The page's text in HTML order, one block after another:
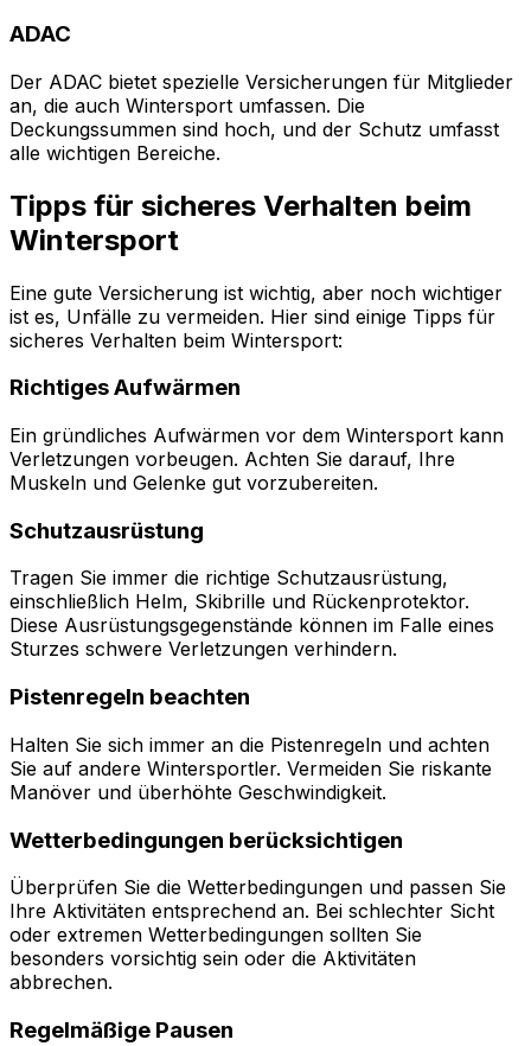
ADAC
Der ADAC bietet spezielle Versicherungen für Mitglieder
an, die auch Wintersport umfassen. Die
Deckungssummen sind hoch, und der Schutz umfasst
alle wichtigen Bereiche.
Tipps für sicheres Verhalten beim
Wintersport
Eine gute Versicherung ist wichtig, aber noch wichtiger
ist es, Unfälle zu vermeiden. Hier sind einige Tipps für
sicheres Verhalten beim Wintersport:
Richtiges Aufwärmen
Ein gründliches Aufwärmen vor dem Wintersport kann
Verletzungen vorbeugen. Achten Sie darauf, Ihre
Muskeln und Gelenke gut vorzubereiten.
Schutzausrüstung
Tragen Sie immer die richtige Schutzausrüstung,
einschließlich Helm, Skibrille und Rückenprotektor.
Diese Ausrüstungsgegenstände können im Falle eines
Sturzes schwere Verletzungen verhindern.
Pistenregeln beachten
Halten Sie sich immer an die Pistenregeln und achten
Sie auf andere Wintersportler. Vermeiden Sie riskante
Manöver und überhöhte Geschwindigkeit.
Wetterbedingungen berücksichtigen
Überprüfen Sie die Wetterbedingungen und passen Sie
Ihre Aktivitäten entsprechend an. Bei schlechter Sicht
oder extremen Wetterbedingungen sollten Sie
besonders vorsichtig sein oder die Aktivitäten
abbrechen.
Regelmäßige Pausen